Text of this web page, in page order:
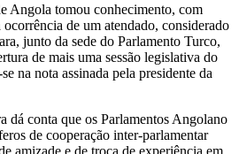
Angola tomou conhecimento, com
de um atendado, considerado
junto da sede do Parlamento Turco,
de mais uma sessão legislativa do
na nota assinada pela presidente da
dá conta que os Parlamentos Angolano
de cooperação inter-parlamentar
amizade e de troca de experiência em